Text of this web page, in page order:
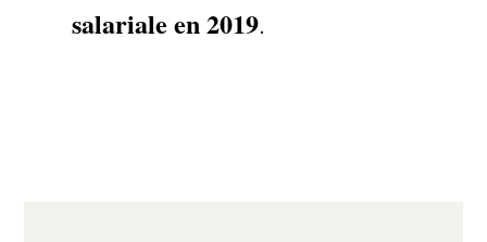
salariale en 2019.